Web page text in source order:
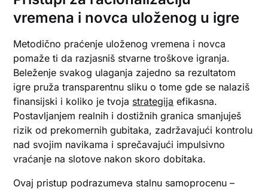
vremena i novca uloženog u igre
Metodično praćenje uloženog vremena i novca
pomaže ti da razjasniš stvarne troškove igranja.
Beleženje svakog ulaganja zajedno sa rezultatom
igre pruža transparentnu sliku o tome gde se nalaziš
finansijski i koliko je tvoja strategija efikasna.
Postavljanjem realnih i dostižnih granica smanjuješ
rizik od prekomernih gubitaka, zadržavajući kontrolu
nad svojim navikama i sprečavajući impulsivno
vraćanje na slotove nakon skoro dobitaka.
Ovaj pristup podrazumeva stalnu samoprocenu –